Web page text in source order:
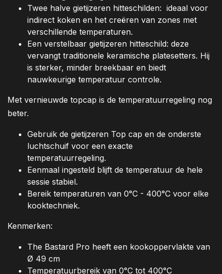
Twee halve gietijzeren hitteschilden: ideaal voor
indirect koken en het creëren van zones met
verschillende temperaturen.
Een verstelbaar gietijzeren hitteschild: deze
vervangt traditionele keramische platesetters. Hij
is sterker, minder breekbaar en biedt
nauwkeurige temperatuur controle.
Met vernieuwde topcap is de temperatuurregeling nog
beter.
Gebruik de gietijzeren Top cap en de onderste
luchtschuif voor een exacte
temperatuurregeling.
Eenmaal ingesteld blijft de temperatuur de hele
sessie stabiel.
Bereik temperaturen van 0°C - 400°C voor elke
kooktechniek.
Kenmerken:
The Bastard Pro heeft een kookoppervlakte van
Ø 49 cm
Temperatuurbereik van 0°C tot 400°C